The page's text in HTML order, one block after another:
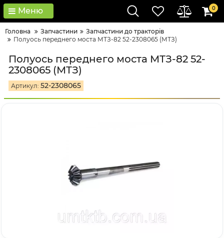
Меню 0
Головна Запчастини
Запчастини до тракторів
Полуось переднего моста МТЗ-82 52-2308065 (МТЗ)
Полуось переднего моста МТЗ-82 52-
2308065 (МТЗ)
Артикул: 52-2308065